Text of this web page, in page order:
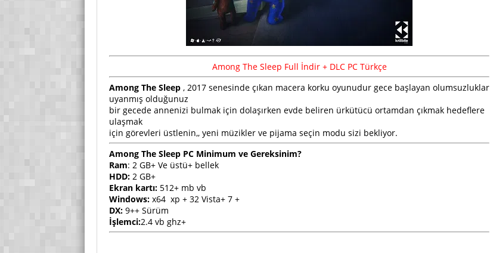
Among The Sleep Full İndir + DLC PC Türkçe
Among The Sleep , 2017 senesinde çıkan macera korku oyunudur gece başlayan olumsuzluklar
uyanmış olduğunuz
bir gecede annenizi bulmak için dolaşırken evde beliren ürkütücü ortamdan çıkmak hedeflere
ulaşmak
için görevleri üstlenin,, yeni müzikler ve pijama seçin modu sizi bekliyor.
Among The Sleep PC Minimum ve Gereksinim?
Ram: 2 GB+ Ve üstü+ bellek
HDD: 2 GB+
Ekran kartı: 512+ mb vb
Windows: x64 xp + 32 Vista+ 7 +
DX: 9++ Sürüm
İşlemci:2.4 vb ghz+